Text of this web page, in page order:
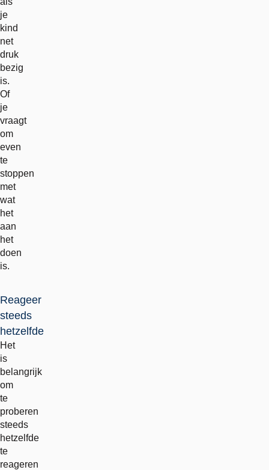
je
kind
net
druk
bezig
is.
Of
je
vraagt
om
even
te
stoppen
met
wat
het
aan
het
doen
is.
Reageer
steeds
hetzelfde
Het
is
belangrijk
om
te
proberen
steeds
hetzelfde
te
reageren